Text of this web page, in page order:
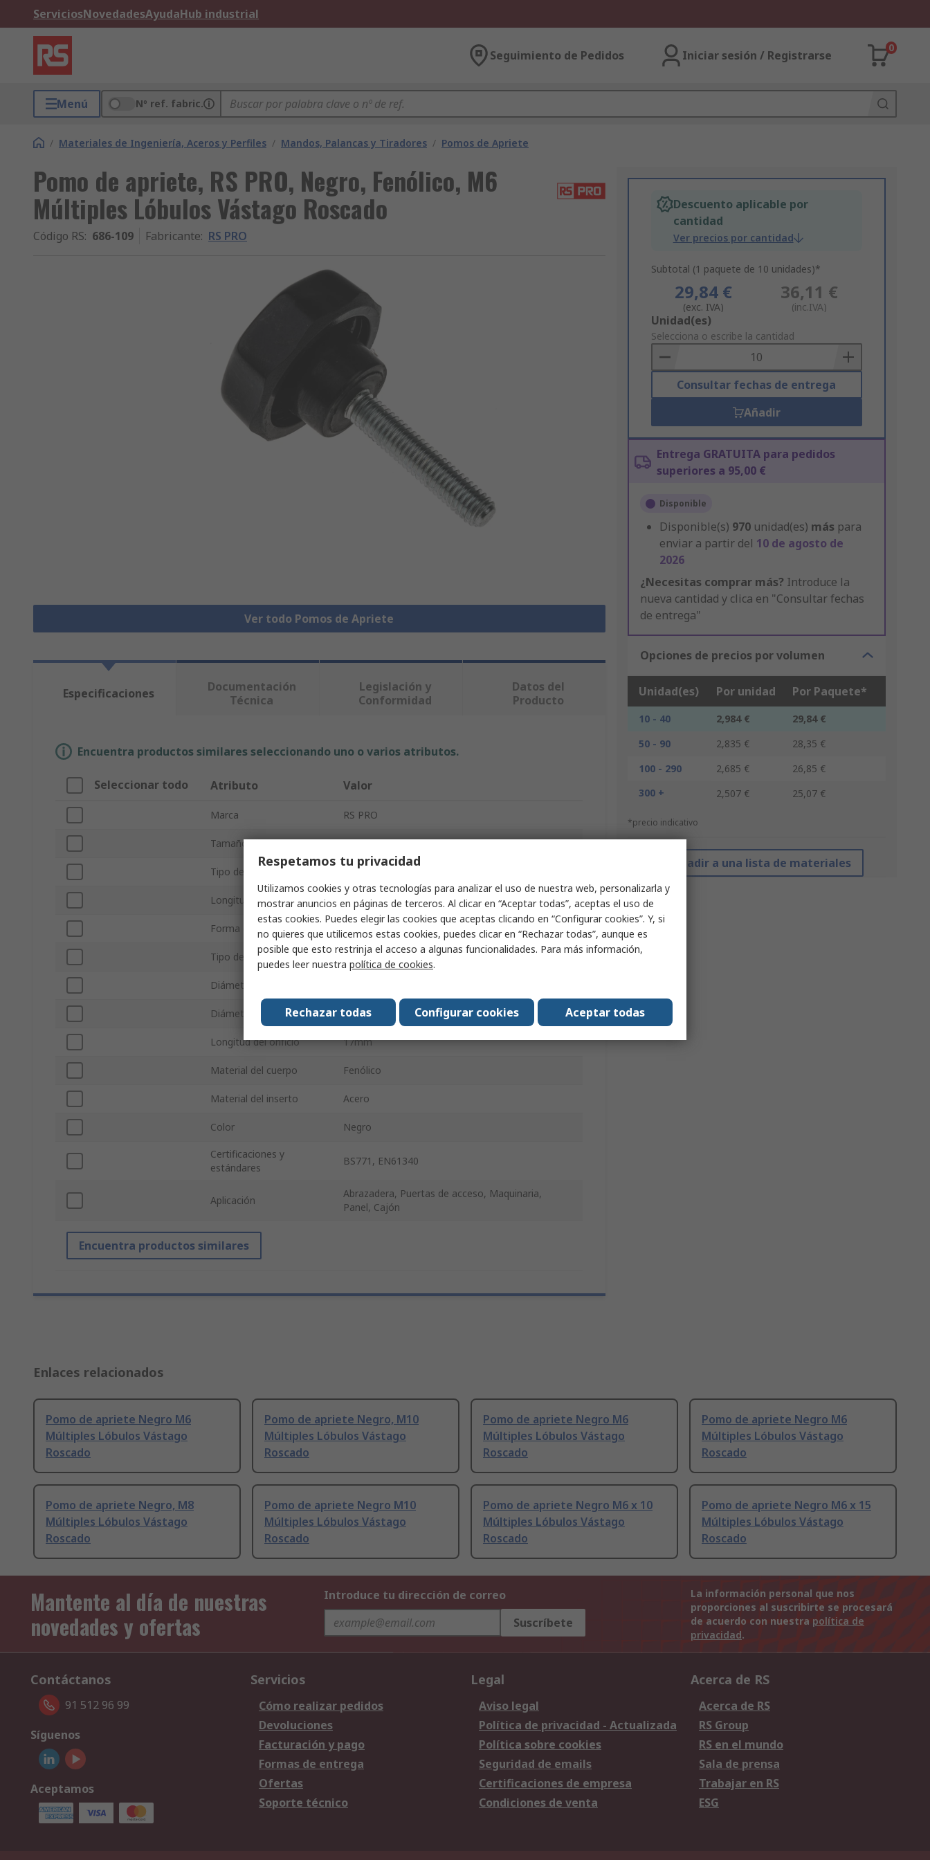
ServiciosNovedadesAyudaHub industrial
Seguimiento de Pedidos Iniciar sesión / Registrarse
0
Menú Nº ref. fabric.
/ Materiales de Ingeniería, Aceros y Perfiles / Mandos, Palancas y Tiradores / Pomos de Apriete
Pomo de apriete, RS PRO, Negro, Fenólico, M6
Múltiples Lóbulos Vástago Roscado
Código RS: 686-109 Fabricante: RS PRO
Ver todo Pomos de Apriete
Descuento aplicable por
cantidad
Ver precios por cantidad
Subtotal (1 paquete de 10 unidades)*
29,84 €
(exc. IVA)
36,11 €
(inc.IVA)
Add
to
Basket
Unidad(es)
Selecciona o escribe la cantidad
Consultar fechas de entrega
Añadir
Entrega GRATUITA para pedidos
superiores a 95,00 €
Disponible
Disponible(s) 970 unidad(es) más para
enviar a partir del 10 de agosto de
2026
¿Necesitas comprar más? Introduce la
nueva cantidad y clica en "Consultar fechas
de entrega"
Opciones de precios por volumen
Unidad(es) Por unidad Por Paquete*
10 - 40 2,984 €
29,84 €
50 - 90
2,835 €
28,35 €
100 - 290
2,685 €
26,85 €
300 +
2,507 € 25,07 €
*precio indicativo
Añadir a una lista de materiales
Especificaciones
Documentación
Técnica
Legislación y
Conformidad
Datos del
Producto
Encuentra productos similares seleccionando uno o varios atributos.
Seleccionar todo Atributo Valor
Marca RS PRO
Tamaño de la Rosca M6
Tipo de producto Pomo de apriete
Longitud de rosca 30mm
Forma del pomo Múltiples Lóbulos
Tipo de montaje Vástago Roscado
Diámetro del pomo
Diámetro del orificio 12mm
Longitud del orificio 17mm
Material del cuerpo Fenólico
Material del inserto Acero
Color Negro
Certificaciones y
estándares
BS771, EN61340
Aplicación
Abrazadera, Puertas de acceso, Maquinaria,
Panel, Cajón
Encuentra productos similares
Enlaces relacionados
Pomo de apriete Negro M6
Múltiples Lóbulos Vástago
Roscado
Pomo de apriete Negro, M10
Múltiples Lóbulos Vástago
Roscado
Pomo de apriete Negro M6
Múltiples Lóbulos Vástago
Roscado
Pomo de apriete Negro M6
Múltiples Lóbulos Vástago
Roscado
Pomo de apriete Negro, M8
Múltiples Lóbulos Vástago
Roscado
Pomo de apriete Negro M10
Múltiples Lóbulos Vástago
Roscado
Pomo de apriete Negro M6 x 10
Múltiples Lóbulos Vástago
Roscado
Pomo de apriete Negro M6 x 15
Múltiples Lóbulos Vástago
Roscado
Mantente al día de nuestras
novedades y ofertas
Introduce tu dirección de correo
Suscríbete
La información personal que nos
proporciones al suscribirte se procesará
de acuerdo con nuestra política de
privacidad.
Contáctanos
91 512 96 99
Síguenos
Aceptamos
Servicios
Cómo realizar pedidos
Devoluciones
Facturación y pago
Formas de entrega
Ofertas
Soporte técnico
Legal
Aviso legal
Política de privacidad - Actualizada
Política sobre cookies
Seguridad de emails
Certificaciones de empresa
Condiciones de venta
Acerca de RS
Acerca de RS
RS Group
RS en el mundo
Sala de prensa
Trabajar en RS
ESG
Respetamos tu privacidad
Utilizamos cookies y otras tecnologías para analizar el uso de nuestra web, personalizarla y
mostrar anuncios en páginas de terceros. Al clicar en “Aceptar todas”, aceptas el uso de
estas cookies. Puedes elegir las cookies que aceptas clicando en “Configurar cookies”. Y, si
no quieres que utilicemos estas cookies, puedes clicar en “Rechazar todas”, aunque es
posible que esto restrinja el acceso a algunas funcionalidades. Para más información,
puedes leer nuestra política de cookies.
Aceptar todas
Configurar cookies
Rechazar todas